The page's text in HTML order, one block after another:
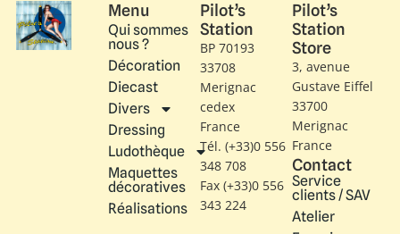
Menu
Qui sommes
nous ?
Décoration
Diecast
Divers
Dressing
Ludothèque
Maquettes
décoratives
Réalisations
Pilot’s
Station
BP 70193
33708
Merignac
cedex
France
Tél. (+33)0 556
348 708
Fax (+33)0 556
343 224
Pilot’s
Station
Store
3, avenue
Gustave Eiffel​
33700
Merignac
France
Contact
Service
clients / SAV
Atelier